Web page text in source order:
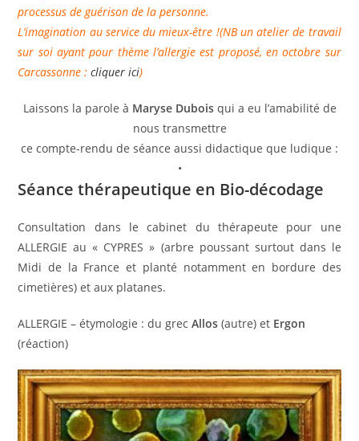
processus de guérison de la personne.
L’imagination au service du mieux-être !(NB un atelier de travail
sur soi ayant pour thème l’allergie est proposé, en octobre sur
Carcassonne :cliquer ici)
Laissons la parole à Maryse Duboisqui a eu l’amabilité de
nous transmettre
ce compte-rendu de séance aussi didactique que ludique :
•
Séance thérapeutique en Bio-décodage
Consultation dans le cabinet du thérapeute pour une
ALLERGIE au « CYPRES » (arbre poussant surtout dans le
Midi de la France et planté notamment en bordure des
cimetières) et aux platanes.
ALLERGIE – étymologie : du grecAllos (autre) et Ergon
(réaction)